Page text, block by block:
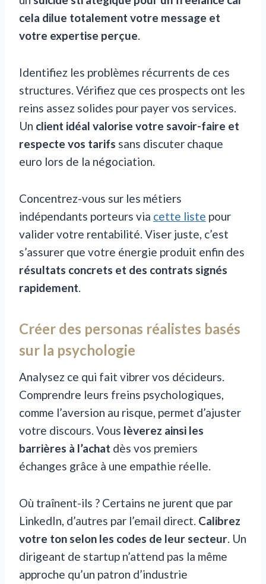
cela dilue totalement votre message et
votre expertise perçue.
Identifiez les problèmes récurrents de ces
structures. Vérifiez que ces prospects ont les
reins assez solides pour payer vos services.
Un client idéal valorise votre savoir-faire et
respecte vos tarifs sans discuter chaque
euro lors de la négociation.
Concentrez-vous sur les métiers
indépendants porteurs via cette liste pour
valider votre rentabilité. Viser juste, c’est
s’assurer que votre énergie produit enfin des
résultats concrets et des contrats signés
rapidement.
Créer des personas réalistes basés
sur la psychologie
Analysez ce qui fait vibrer vos décideurs.
Comprendre leurs freins psychologiques,
comme l’aversion au risque, permet d’ajuster
votre discours. Vous lèverez ainsi les
barrières à l’achat dès vos premiers
échanges grâce à une empathie réelle.
Où traînent-ils ? Certains ne jurent que par
LinkedIn, d’autres par l’email direct. Calibrez
votre ton selon les codes de leur secteur. Un
dirigeant de startup n’attend pas la même
approche qu’un patron d’industrie